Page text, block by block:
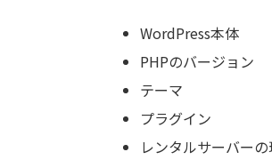
WordPress本体
PHPのバージョン
テーマ
プラグイン
レンタルサーバー